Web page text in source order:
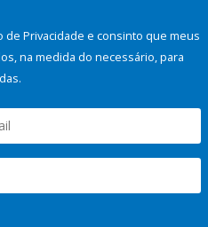
Privacidade e consinto que meus
na medida do necessário, para